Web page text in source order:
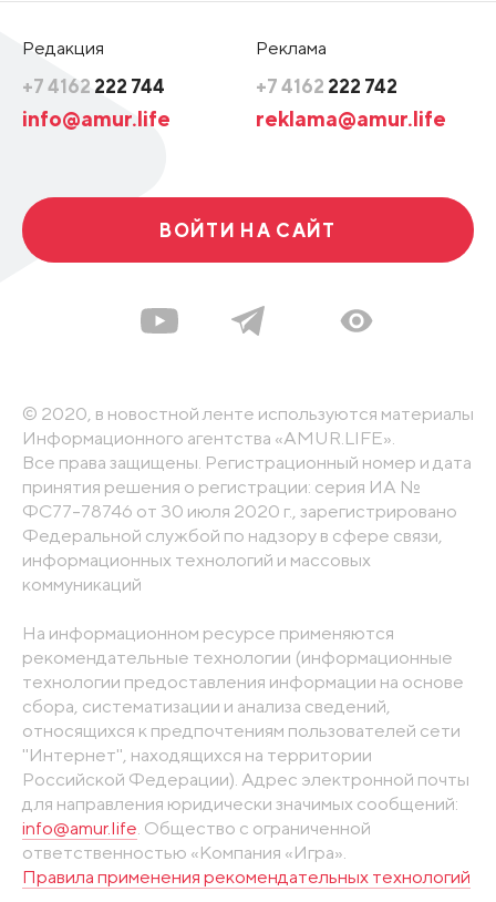
Редакция
+7 4162 222 744
info@amur.life
Реклама
+7 4162 222 742
reklama@amur.life
ВОЙТИ НА САЙТ
© 2020, в новостной ленте используются материалы
Информационного агентства «AMUR.LIFE».
Все права защищены. Регистрационный номер и дата
принятия решения о регистрации: серия ИА №
ФС77-78746 от 30 июля 2020 г., зарегистрировано
Федеральной службой по надзору в сфере связи,
информационных технологий и массовых
коммуникаций
На информационном ресурсе применяются
рекомендательные технологии (информационные
технологии предоставления информации на основе
сбора, систематизации и анализа сведений,
относящихся к предпочтениям пользователей сети
"Интернет", находящихся на территории
Российской Федерации). Адрес электронной почты
для направления юридически значимых сообщений:
info@amur.life . Общество с ограниченной
ответственностью «Компания «Игра».
Правила применения рекомендательных технологий